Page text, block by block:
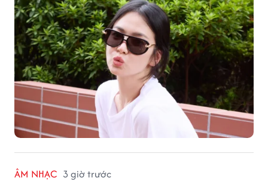
ÂM NHẠC 3 giờ trước